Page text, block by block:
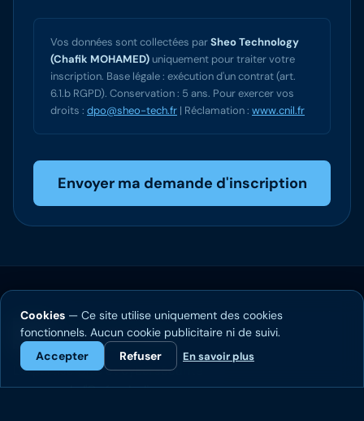
Vos données sont collectées parSheo Technology
(Chafik MOHAMED) uniquement pour traiter votre
inscription. Base légale : exécution d'un contrat (art.
6.1.b RGPD). Conservation : 5 ans. Pour exercer vos
droits : dpo@sheo-tech.fr | Réclamation : www.cnil.fr
Envoyer ma demande d'inscription
Sheo Technology
L'expertise GRC et cybersécurité
au cœur de l'Océan Indien
Cookies — Ce site utilise uniquement des cookies
fonctionnels. Aucun cookie publicitaire ni de suivi.
Accepter
Refuser En savoir plus